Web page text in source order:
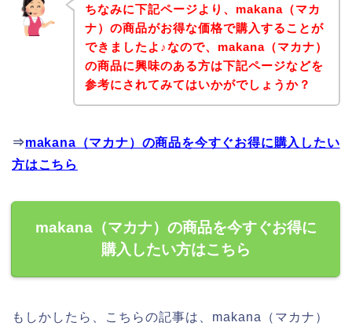
ちなみに下記ページより、makana（マカ
ナ）の商品がお得な価格で購入することが
できましたよ♪なので、makana（マカナ）
の商品に興味のある方は下記ページなどを
参考にされてみてはいかがでしょうか？
⇒makana（マカナ）の商品を今すぐお得に購入したい
方はこちら
makana（マカナ）の商品を今すぐお得に
購入したい方はこちら
もしかしたら、こちらの記事は、makana（マカナ）